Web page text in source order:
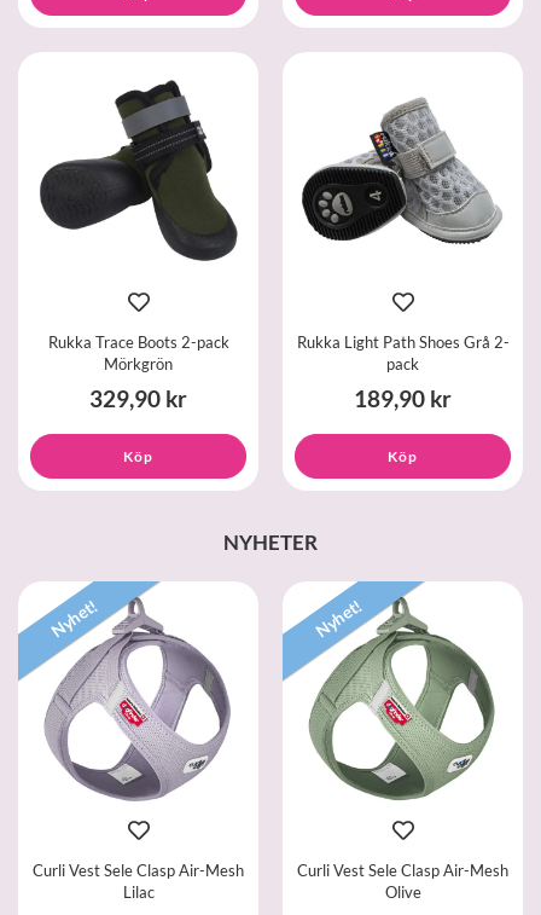
Rukka Trace Boots 2-pack
Mörkgrön
329,90 kr
Köp
Rukka Light Path Shoes Grå 2-
pack
189,90 kr
Köp
NYHETER
Nyhet!
Curli Vest Sele Clasp Air-Mesh
Lilac
Nyhet!
Curli Vest Sele Clasp Air-Mesh
Olive